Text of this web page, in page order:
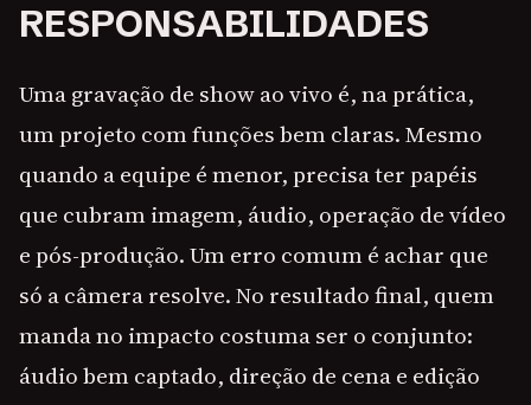
RESPONSABILIDADES
Uma gravação de show ao vivo é, na prática,
um projeto com funções bem claras. Mesmo
quando a equipe é menor, precisa ter papéis
que cubram imagem, áudio, operação de vídeo
e pós-produção. Um erro comum é achar que
só a câmera resolve. No resultado final, quem
manda no impacto costuma ser o conjunto:
áudio bem captado, direção de cena e edição